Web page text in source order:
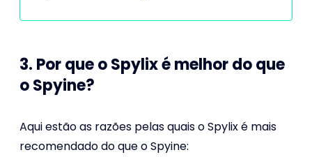
3. Por que o Spylix é melhor do que
o Spyine?
Aqui estão as razões pelas quais o Spylix é mais
recomendado do que o Spyine: